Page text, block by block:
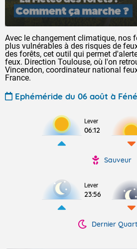
Avec le changement climatique, nos
plus vulnérables à des risques de
des forêts, cet outil qui permet
feux. Direction Toulouse, où l'on
Vincendon, coordinateur national
France.
Ephéméride du 06 août à
Lever
06:12
Sauveur
Lever
23:56
Dernier